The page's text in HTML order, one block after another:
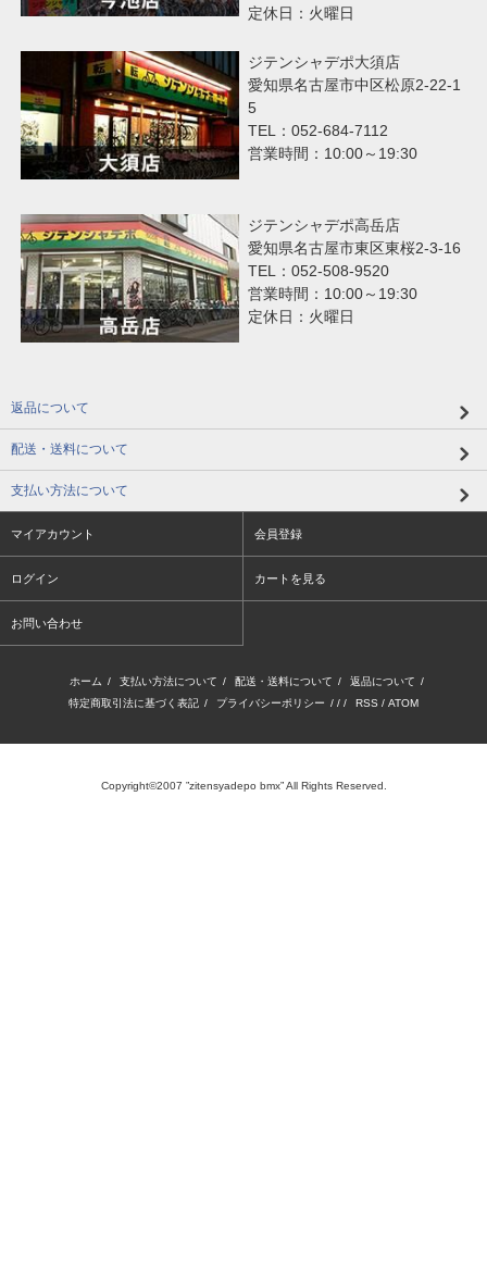
定休日：火曜日
ジテンシャデポ大須店
愛知県名古屋市中区松原2-22-1
5
TEL：052-684-7112
営業時間：10:00～19:30
ジテンシャデポ高岳店
愛知県名古屋市東区東桜2-3-16
TEL：052-508-9520
営業時間：10:00～19:30
定休日：火曜日
返品について
配送・送料について
支払い方法について
マイアカウント 会員登録
ログイン カートを見る
お問い合わせ
ホーム / 支払い方法について / 配送・送料について / 返品について /
特定商取引法に基づく表記 / プライバシーポリシー / / / RSS / ATOM
Copyright©2007 ”zitensyadepo bmx” All Rights Reserved.